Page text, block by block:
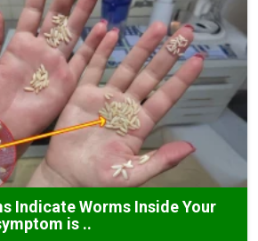
Indicate Worms Inside Your
is ..